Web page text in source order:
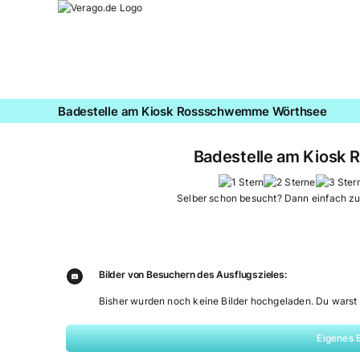
Badestelle am Kiosk Rossschwemme Wörthsee
Badestelle am Kiosk
Selber schon besucht? Dann einfach
Bilder von Besuchern des Ausflugszieles:
Bisher wurden noch keine Bilder hochgeladen. Du
Eigenes